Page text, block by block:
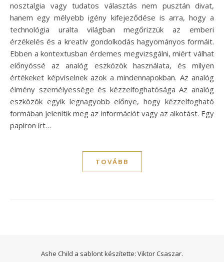
nosztalgia vagy tudatos választás nem pusztán divat,
hanem egy mélyebb igény kifejeződése is arra, hogy a
technológia uralta világban megőrizzük az emberi
érzékelés és a kreatív gondolkodás hagyományos formáit.
Ebben a kontextusban érdemes megvizsgálni, miért válhat
előnyössé az analóg eszközök használata, és milyen
értékeket képviselnek azok a mindennapokban. Az analóg
élmény személyessége és kézzelfoghatósága Az analóg
eszközök egyik legnagyobb előnye, hogy kézzelfogható
formában jelenítik meg az információt vagy az alkotást. Egy
papíron írt…
TOVÁBB
Ashe Child a sablont készítette: Viktor Csaszar.